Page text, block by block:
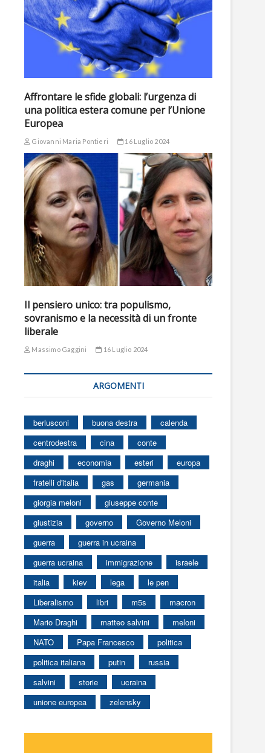
Affrontare le sfide globali: l’urgenza di
una politica estera comune per l’Unione
Europea
Giovanni Maria Pontieri 16 Luglio 2024
Il pensiero unico: tra populismo,
sovranismo e la necessità di un fronte
liberale
Massimo Gaggini 16 Luglio 2024
ARGOMENTI
berlusconi buona destra
calenda
centrodestra
cina
conte
draghi
economia esteri
europa
fratelli d'italia
gas
germania
giorgia meloni
giuseppe conte
giustizia
governo
Governo Meloni
guerra
guerra in ucraina
guerra ucraina
immigrazione
israele
italia
kiev lega
le pen
Liberalismo
libri m5s
macron
Mario Draghi
matteo salvini
meloni
NATO
Papa Francesco
politica
politica italiana
putin
russia
salvini
storie
ucraina
unione europea
zelensky